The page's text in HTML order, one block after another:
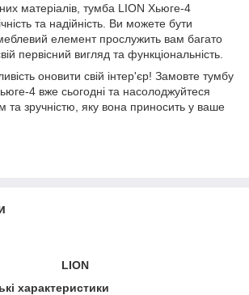
матеріалів, тумба LION Хьюге-4
та надійність. Ви можете бути
елемент прослужить вам багато
первісний вигляд та функціональність.
оновити свій інтер'єр! Замовте тумбу
4 вже сьогодні та насолоджуйтеся
та зручністю, яку вона приносить у ваше
LION
характеристики